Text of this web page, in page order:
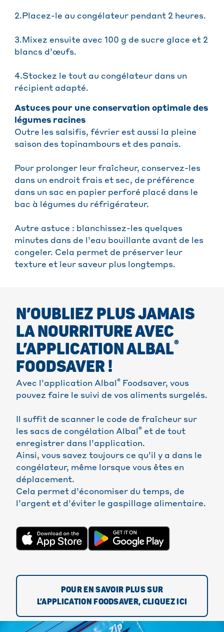
2.Placez-le au congélateur pendant 2 heures.
3.Mixez ensuite avec 100 g de sucre glace et 2
blancs d’œufs.
4.Stockez le tout au congélateur dans un
récipient adapté.
Astuces pour une conservation optimale des
légumes racines
Outre les salsifis, février est aussi la pleine
saison des topinambours et des panais.
Pour prolonger leur fraîcheur, conservez-les
dans un endroit frais et sec, de préférence
dans un sac en papier perforé placé dans le
bac à légumes du réfrigérateur.
Autre astuce : blanchissez-les quelques
minutes dans de l’eau bouillante avant de les
congeler. Cela permet de préserver leur
texture et leur saveur plus longtemps.
N’OUBLIEZ PLUS JAMAIS
LA NOURRITURE AVEC
L’APPLICATION ALBAL®
FOODSAVER !
Avec l’application Albal ® Foodsaver, vous
pouvez faire le suivi de vos aliments surgelés.
Il suffit de scanner le code de fraîcheur sur
les sacs de congélation Albal ® et de tout
enregistrer dans l’application.
Ainsi, vous savez toujours ce qu’il y a dans le
congélateur, même lorsque vous êtes en
déplacement.
Cela permet d’économiser du temps, de
l’argent et d’éviter le gaspillage alimentaire.
POUR EN SAVOIR PLUS SUR
L’APPLICATION FOODSAVER, CLIQUEZ ICI